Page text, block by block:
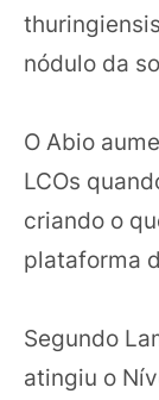
nódulo da
O Abio
LCOs
criando o
plataforma
Segundo
atingiu o